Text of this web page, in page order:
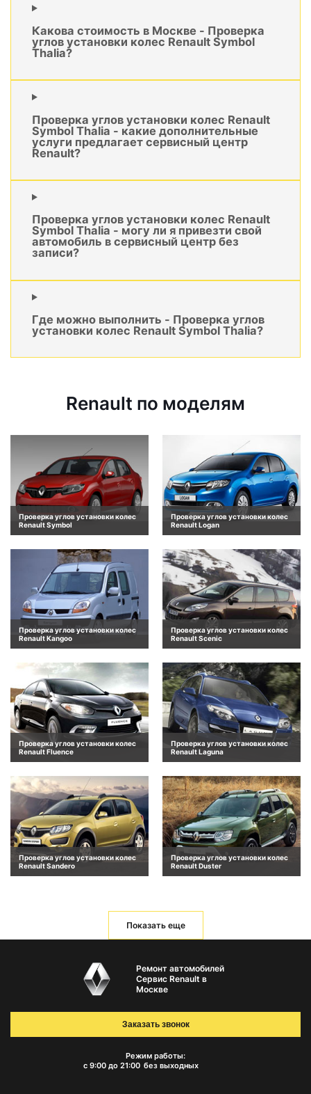
Какова стоимость в Москве - Проверка
углов установки колес Renault Symbol
Thalia?
Проверка углов установки колес Renault
Symbol Thalia - какие дополнительные
услуги предлагает сервисный центр
Renault?
Проверка углов установки колес Renault
Symbol Thalia - могу ли я привезти свой
автомобиль в сервисный центр без
записи?
Где можно выполнить - Проверка углов
установки колес Renault Symbol Thalia?
Renault по моделям
Проверка углов установки колес
Renault Symbol
Проверка углов установки колес
Renault Logan
Проверка углов установки колес
Renault Kangoo
Проверка углов установки колес
Renault Scenic
Проверка углов установки колес
Renault Fluence
Проверка углов установки колес
Renault Laguna
Проверка углов установки колес
Renault Sandero
Проверка углов установки колес
Renault Duster
Показать еще
Ремонт автомобилей
Сервис Renault в
Москве
Режим работы:
с 9:00 до 21:00 без выходных
Заказать звонок